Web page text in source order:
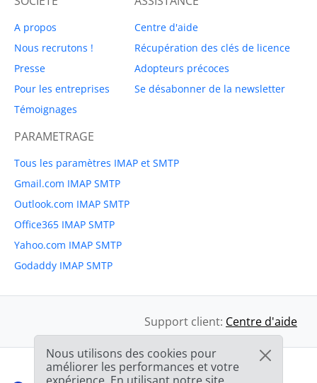
A propos
Nous recrutons !
Presse
Pour les entreprises
Témoignages
Centre d'aide
Récupération des clés de licence
Adopteurs précoces
Se désabonner de la newsletter
PARAMETRAGE
Tous les paramètres IMAP et SMTP
Gmail.com IMAP SMTP
Outlook.com IMAP SMTP
Office365 IMAP SMTP
Yahoo.com IMAP SMTP
Godaddy IMAP SMTP
Support client: Centre d'aide
Nous utilisons des cookies pour
améliorer les performances et votre